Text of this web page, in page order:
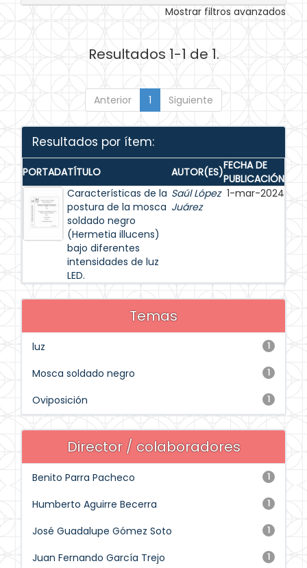
Mostrar filtros avanzados
Resultados 1-1 de 1.
Anterior 1 Siguiente
Resultados por ítem:
PORTADATÍTULO AUTOR(ES)FECHA DE
PUBLICACIÓN
Características de la
postura de la mosca
soldado negro
(Hermetia illucens)
bajo diferentes
intensidades de luz
LED.
Saúl López
Juárez
1-mar-2024
Temas
1
luz
1
Mosca soldado negro
1
Oviposición
Director / colaboradores
1
Benito Parra Pacheco
1
Humberto Aguirre Becerra
1
José Guadalupe Gómez Soto
1
Juan Fernando García Trejo